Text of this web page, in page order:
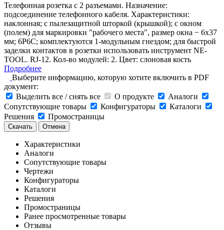
Телефонная розетка с 2 разъемами. Назначение:
подсоединение телефонного кабеля. Характеристики:
наклонная; с пылезащитной шторкой (крышкой); с окном
(полем) для маркировки "рабочего места", размер окна − 6х37
мм; 6Р6С; комплектуются 1-модульным гнездом; для быстрой
заделки контактов в розетки использовать инструмент NE-
TOOL. RJ-12. Кол-во модулей: 2. Цвет: слоновая кость
Подробнее
Выберите информацию, которую хотите включить в PDF
документ:
Выделить все / снять все
О продукте
Аналоги
Сопутствующие товары
Конфигураторы
Каталоги
Решения
Промостраницы
Скачать Отмена
Характеристики
Аналоги
Сопутствующие товары
Чертежи
Конфигураторы
Каталоги
Решения
Промостраницы
Ранее просмотренные товары
Отзывы